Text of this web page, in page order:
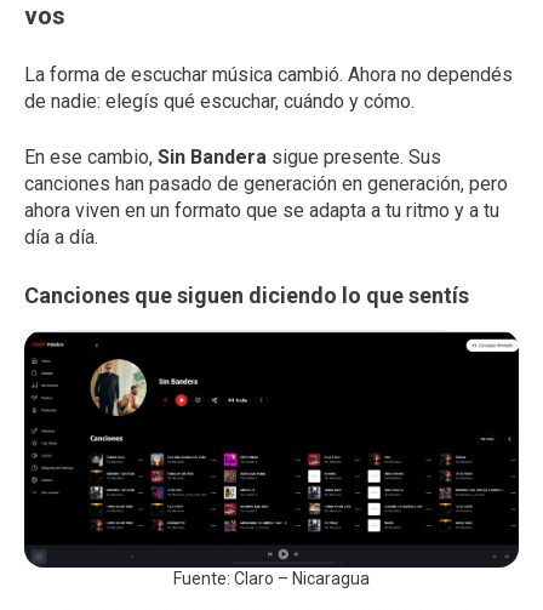
vos
La forma de escuchar música cambió. Ahora no dependés
de nadie: elegís qué escuchar, cuándo y cómo.
En ese cambio, Sin Bandera sigue presente. Sus
canciones han pasado de generación en generación, pero
ahora viven en un formato que se adapta a tu ritmo y a tu
día a día.
Canciones que siguen diciendo lo que sentís
Fuente: Claro – Nicaragua